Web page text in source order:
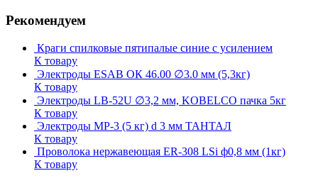
Рекомендуем
Краги спилковые пятипалые синие с усилением
К товару
Электроды ESAB ОК 46.00 ∅3.0 мм (5,3кг)
К товару
Электроды LB-52U ∅3,2 мм, KOBELCO пачка 5кг
К товару
Электроды МР-3 (5 кг) d 3 мм ТАНТАЛ
К товару
Проволока нержавеющая ER-308 LSi ф0,8 мм (1кг)
К товару